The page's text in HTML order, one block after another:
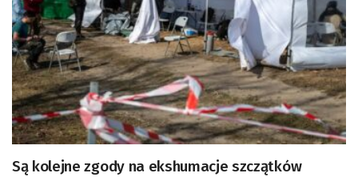
Są kolejne zgody na ekshumacje szczątków